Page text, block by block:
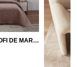
ПОКРЫВАЛО SOFI DE MARKO ВЕЛЮР 240×260 ФЕРДИНАНД (МОККО)